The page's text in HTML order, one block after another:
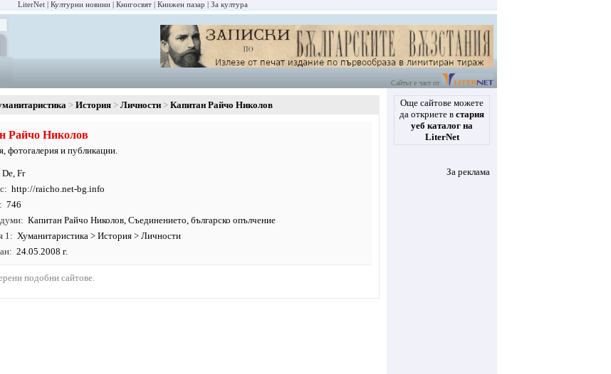
LiterNet Културни новини Книгосвят Книжен пазар За култура
Сайтът е част от
История Личности Капитан Райчо Николов
Райчо Николов
фотогалерия и публикации.
De, Fr
http://raicho.net-bg.info
746
Капитан Райчо Николов, Съединението, българско опълчение
1
Хуманитаристика > История > Личности
24.05.2008 г.
подобни сайтове.
Още сайтове можете
да откриете в стария
уеб каталог на
LiterNet
За реклама